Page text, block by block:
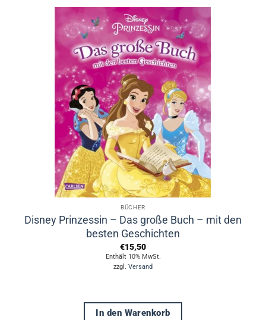
BÜCHER
Disney Prinzessin – Das große Buch – mit den
besten Geschichten
€15,50
Enthält 10% MwSt.
zzgl. Versand
In den Warenkorb